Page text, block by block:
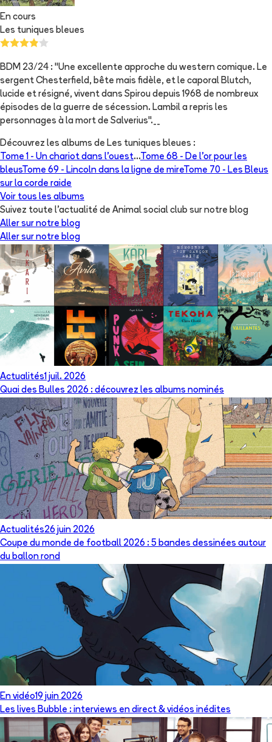
En cours
Les tuniques bleues
BDM 23/24 : "Une excellente approche du western comique. Le
sergent Chesterfield, bête mais fidèle, et le caporal Blutch,
lucide et résigné, vivent dans Spirou depuis 1968 de nombreux
épisodes de la guerre de sécession. Lambil a repris les
personnages à la mort de Salverius".__
Découvrez les albums de Les tuniques bleues :
Tome 1 - Un chariot dans l'ouest...Tome 68 - De l'or pour les
bleusTome 69 - Lincoln dans la ligne de mireTome 70 - Les Bleus
sur la corde raide
Voir tous les albums
Suivez toute l'actualité de Animal social club sur notre blog
Aller sur notre blog
Aller sur notre blog
Actualités1 juil. 2026
Quai des Bulles 2026 : découvrez les albums nominés
Actualités26 juin 2026
Coupe du monde de football 2026 : 5 bandes dessinées autour
du ballon rond
En vidéo19 juin 2026
Les lives Bubble : interviews en direct & vidéos inédites